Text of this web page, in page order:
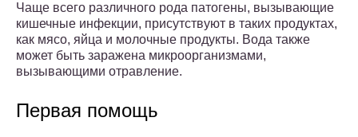
Чаще всего различного рода патогены, вызывающие
кишечные инфекции, присутствуют в таких продуктах,
как мясо, яйца и молочные продукты. Вода также
может быть заражена микроорганизмами,
вызывающими отравление.
Первая помощь